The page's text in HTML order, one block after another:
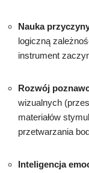
Nauka
logiczną
instrument
Rozwój
wizualnych
materiałów
przetwarzania
Inteligencja